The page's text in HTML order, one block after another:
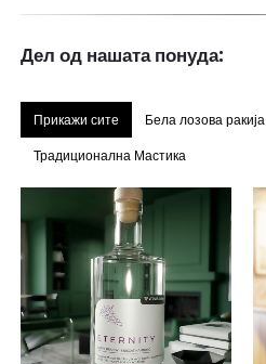
Дел од нашата понуда:
Прикажи сите Бела лозова ракија
Традиционална Мастика